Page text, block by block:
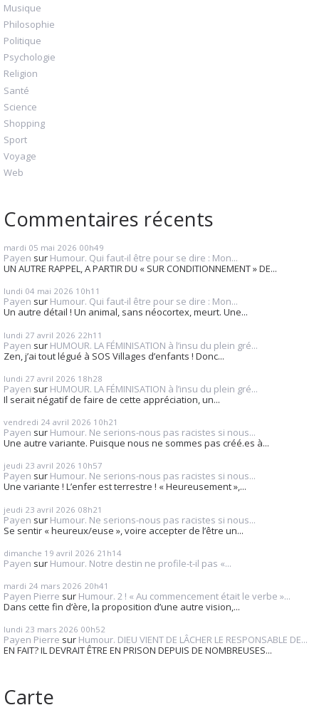
Musique
Philosophie
Politique
Psychologie
Religion
Santé
Science
Shopping
Sport
Voyage
Web
Commentaires récents
mardi 05 mai 2026 00h49
Payen sur Humour. Qui faut-il être pour se dire : Mon...
UN AUTRE RAPPEL, A PARTIR DU « SUR CONDITIONNEMENT » DE...
lundi 04 mai 2026 10h11
Payen sur Humour. Qui faut-il être pour se dire : Mon...
Un autre détail ! Un animal, sans néocortex, meurt. Une...
lundi 27 avril 2026 22h11
Payen sur HUMOUR. LA FÉMINISATION à l’insu du plein gré...
Zen, j’ai tout légué à SOS Villages d’enfants ! Donc...
lundi 27 avril 2026 18h28
Payen sur HUMOUR. LA FÉMINISATION à l’insu du plein gré...
Il serait négatif de faire de cette appréciation, un...
vendredi 24 avril 2026 10h21
Payen sur Humour. Ne serions-nous pas racistes si nous...
Une autre variante. Puisque nous ne sommes pas créé.es à...
jeudi 23 avril 2026 10h57
Payen sur Humour. Ne serions-nous pas racistes si nous...
Une variante ! L’enfer est terrestre ! « Heureusement »,...
jeudi 23 avril 2026 08h21
Payen sur Humour. Ne serions-nous pas racistes si nous...
Se sentir « heureux/euse », voire accepter de l’être un...
dimanche 19 avril 2026 21h14
Payen sur Humour. Notre destin ne profile-t-il pas «...
mardi 24 mars 2026 20h41
Payen Pierre sur Humour. 2 ! « Au commencement était le verbe »...
Dans cette fin d’ère, la proposition d’une autre vision,...
lundi 23 mars 2026 00h52
Payen Pierre sur Humour. DIEU VIENT DE LÂCHER LE RESPONSABLE DE...
EN FAIT? IL DEVRAIT ÊTRE EN PRISON DEPUIS DE NOMBREUSES...
Carte